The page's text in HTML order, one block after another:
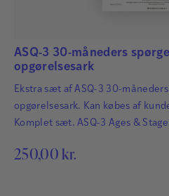
ASQ-3 30-måneders
opgørelsesark
Ekstra sæt af ASQ-3 30-
opgørelsesark. Kan købes af
Komplet sæt. ASQ-3 Ages &
småbørn. Det har afgørende
250,00 kr.